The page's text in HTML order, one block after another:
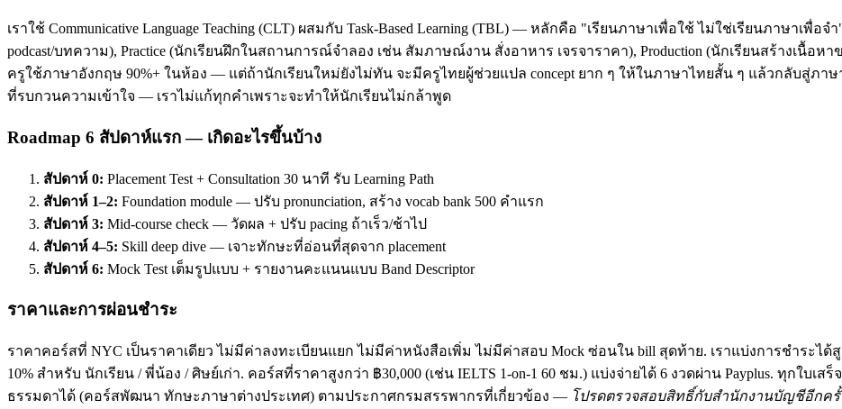
เราใช้ Communicative Language Teaching (CLT) ผสมกับ Task-Based Learning (TBL) — หลักคือ "เรียนภาษาเพื่อใช้ ไม่ใช่เรียนภาษาเ
podcast/บทความ), Practice (นักเรียนฝึกในสถานการณ์จำลอง เช่น สัมภาษณ์งาน สั่งอาหาร เจรจาราคา), Production (นักเรียนสร้างเนื้อห
ครูใช้ภาษาอังกฤษ 90%+ ในห้อง — แต่ถ้านักเรียนใหม่ยังไม่ทัน จะมีครูไทยผู้ช่วยแปล concept ยาก ๆ ให้ในภาษาไทยสั้น ๆ แล้วกลับสู่ภาษาอั
ที่รบกวนความเข้าใจ — เราไม่แก้ทุกคำเพราะจะทำให้นักเรียนไม่กล้าพูด
Roadmap 6 สัปดาห์แรก — เกิดอะไรขึ้นบ้าง
สัปดาห์ 0: Placement Test + Consultation 30 นาที รับ Learning Path
สัปดาห์ 1–2: Foundation module — ปรับ pronunciation, สร้าง vocab bank 500 คำแรก
สัปดาห์ 3: Mid-course check — วัดผล + ปรับ pacing ถ้าเร็ว/ช้าไป
สัปดาห์ 4–5: Skill deep dive — เจาะทักษะที่อ่อนที่สุดจาก placement
สัปดาห์ 6: Mock Test เต็มรูปแบบ + รายงานคะแนนแบบ Band Descriptor
ราคาและการผ่อนชำระ
ราคาคอร์สที่ NYC เป็นราคาเดียว ไม่มีค่าลงทะเบียนแยก ไม่มีค่าหนังสือเพิ่ม ไม่มีค่าสอบ Mock ซ่อนใน bill สุดท้าย. เราแบ่งการชำระได้
10% สำหรับ นักเรียน / พี่น้อง / ศิษย์เก่า. คอร์สที่ราคาสูงกว่า ฿30,000 (เช่น IELTS 1-on-1 60 ชม.) แบ่งจ่ายได้ 6 งวดผ่าน Payplus. ทุกใบ
ธรรมดาได้ (คอร์สพัฒนา ทักษะภาษาต่างประเทศ) ตามประกาศกรมสรรพากรที่เกี่ยวข้อง — โปรดตรวจสอบสิทธิ์กับสำนักงานบัญชีอีกครั้